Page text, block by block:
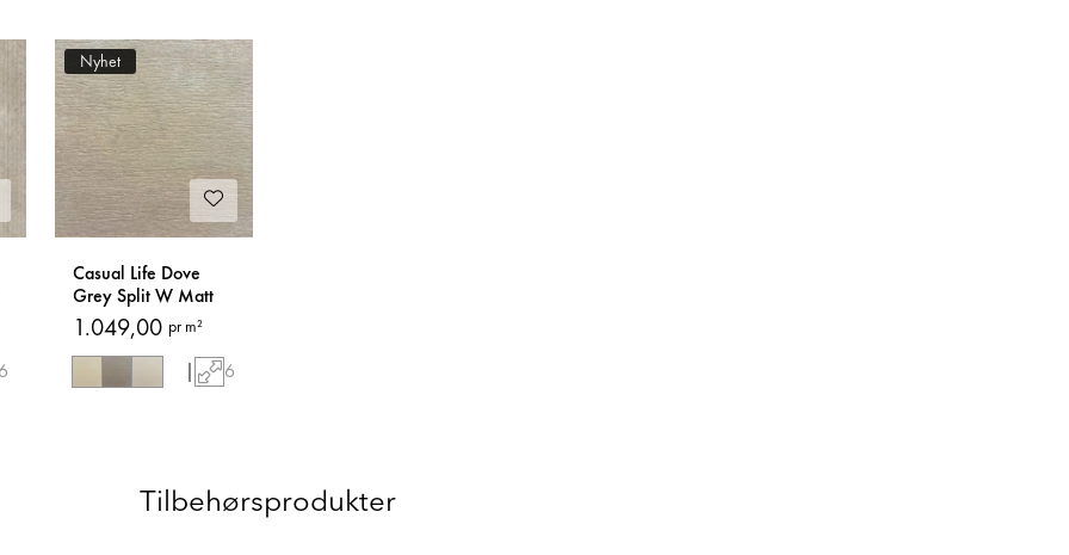
6
Nyhet
Casual Life Dove
Grey Split W Matt
60x120 Fliser
1.049,00 pr m²
| 6
Tilbehørsprodukter